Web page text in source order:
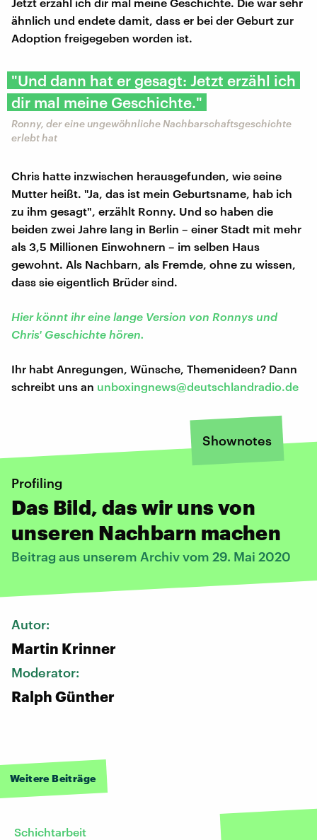
ähnlich und endete damit, dass er bei der Geburt zur
Adoption freigegeben worden ist.
"Und dann hat er gesagt: Jetzt erzähl ich
dir mal meine Geschichte."
Ronny, der eine ungewöhnliche Nachbarschaftsgeschichte
erlebt hat
Chris hatte inzwischen herausgefunden, wie seine
Mutter heißt. "Ja, das ist mein Geburtsname, hab ich
zu ihm gesagt", erzählt Ronny. Und so haben die
beiden zwei Jahre lang in Berlin – einer Stadt mit mehr
als 3,5 Millionen Einwohnern – im selben Haus
gewohnt. Als Nachbarn, als Fremde, ohne zu wissen,
dass sie eigentlich Brüder sind.
Hier könnt ihr eine lange Version von Ronnys und
Chris' Geschichte hören.
Ihr habt Anregungen, Wünsche, Themenideen? Dann
schreibt uns an unboxingnews@deutschlandradio.de
Shownotes
Profiling
Das Bild, das wir uns von
unseren Nachbarn machen
Beitrag aus unserem Archiv vom 29. Mai 2020
Autor:
Martin Krinner
Moderator:
Ralph Günther
Weitere Beiträge
Schichtarbeit